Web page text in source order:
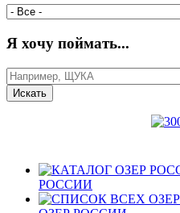
Я хочу поймать...
РОССИИ